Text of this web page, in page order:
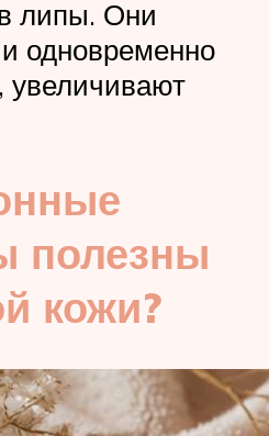
липы. Они
одновременно
увеличивают
полезны
кожи?